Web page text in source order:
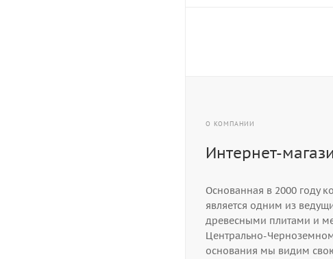
О КОМПАНИИ
Интернет-
Основанная в 2000 году
является одним из
древесными плитами и
Центрально-
основания мы видим